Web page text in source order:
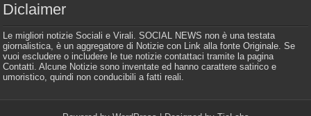
Diclaimer
Le migliori notizie Sociali e Virali. SOCIAL NEWS non è una testata
giornalistica, è un aggregatore di Notizie con Link alla fonte Originale. Se
vuoi escludere o includere le tue notizie contattaci tramite la pagina
Contatti. Alcune Notizie sono inventate ed hanno carattere satirico e
umoristico, quindi non conducibili a fatti reali.